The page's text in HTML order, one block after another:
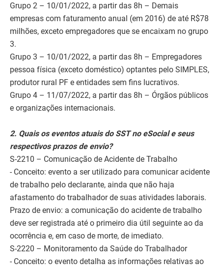
Grupo 2 – 10/01/2022, a partir das 8h – Demais
empresas com faturamento anual (em 2016) de até R$78
milhões, exceto empregadores que se encaixam no grupo
3.
Grupo 3 – 10/01/2022, a partir das 8h – Empregadores
pessoa física (exceto doméstico) optantes pelo SIMPLES,
produtor rural PF e entidades sem fins lucrativos.
Grupo 4 – 11/07/2022, a partir das 8h – Órgãos públicos
e organizações internacionais.
2. Quais os eventos atuais do SST no eSocial e seus
respectivos prazos de envio?
S-2210 – Comunicação de Acidente de Trabalho
- Conceito: evento a ser utilizado para comunicar acidente
de trabalho pelo declarante, ainda que não haja
afastamento do trabalhador de suas atividades laborais.
Prazo de envio: a comunicação do acidente de trabalho
deve ser registrada até o primeiro dia útil seguinte ao da
ocorrência e, em caso de morte, de imediato.
S-2220 – Monitoramento da Saúde do Trabalhador
- Conceito: o evento detalha as informações relativas ao